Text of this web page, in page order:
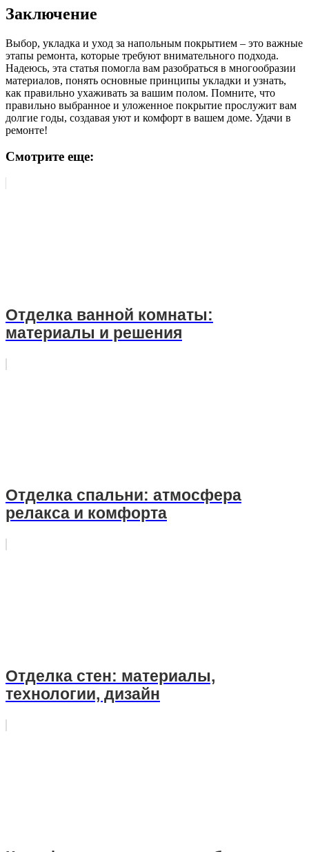
Заключение
Выбор, укладка и уход за напольным покрытием – это важные
этапы ремонта, которые требуют внимательного подхода.
Надеюсь, эта статья помогла вам разобраться в многообразии
материалов, понять основные принципы укладки и узнать,
как правильно ухаживать за вашим полом. Помните, что
правильно выбранное и уложенное покрытие прослужит вам
долгие годы, создавая уют и комфорт в вашем доме. Удачи в
ремонте!
Смотрите еще:
Отделка ванной комнаты:
материалы и решения
Отделка спальни: атмосфера
релакса и комфорта
Отделка стен: материалы,
технологии, дизайн